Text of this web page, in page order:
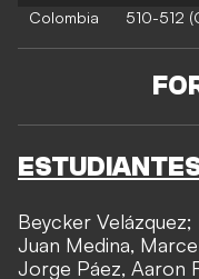
Colombia 510-512
Beycker
Juan Medina,
Jorge Páez, Aaron